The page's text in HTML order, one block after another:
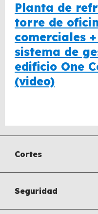
Planta de
torre de
comerciales
sistema de
edificio One
(video)
Cortes
Seguridad